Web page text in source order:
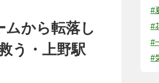
ムから転落し
う・上野駅
#
#
#
#